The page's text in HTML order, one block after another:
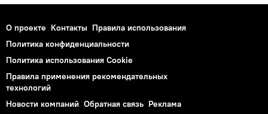
О проекте Контакты Правила использования
Политика конфиденциальности
Политика использования Cookie
Правила применения рекомендательных
технологий
Новости компаний Обратная связь Реклама